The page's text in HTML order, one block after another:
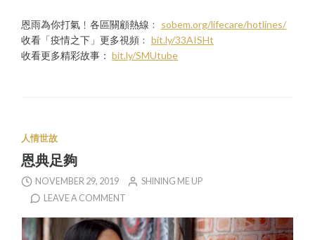
恩雨為你打氣﹗各區關顧熱線﹕ sobem.org/lifecare/hotlines/
收看「疫情之下」更多視頻﹕ bit.ly/33AISHt
收看更多精彩故事： bit.ly/SMUtube
人情世故
恩典足夠
NOVEMBER 29, 2019
SHINING ME UP
LEAVE A COMMENT